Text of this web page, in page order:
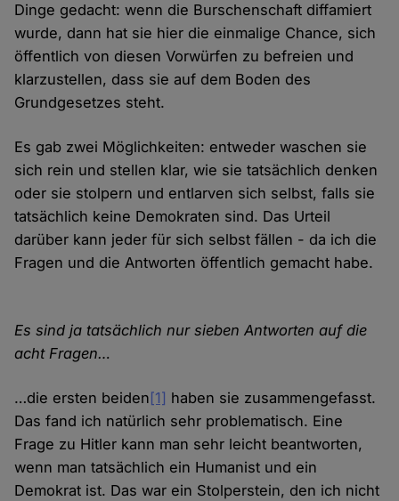
Dinge gedacht: wenn die Burschenschaft diffamiert
wurde, dann hat sie hier die einmalige Chance, sich
öffentlich von diesen Vorwürfen zu befreien und
klarzustellen, dass sie auf dem Boden des
Grundgesetzes steht.
Es gab zwei Möglichkeiten: entweder waschen sie
sich rein und stellen klar, wie sie tatsächlich denken
oder sie stolpern und entlarven sich selbst, falls sie
tatsächlich keine Demokraten sind. Das Urteil
darüber kann jeder für sich selbst fällen - da ich die
Fragen und die Antworten öffentlich gemacht habe.
Es sind ja tatsächlich nur sieben Antworten auf die
acht Fragen…
…die ersten beiden [1] haben sie zusammengefasst.
Das fand ich natürlich sehr problematisch. Eine
Frage zu Hitler kann man sehr leicht beantworten,
wenn man tatsächlich ein Humanist und ein
Demokrat ist. Das war ein Stolperstein, den ich nicht